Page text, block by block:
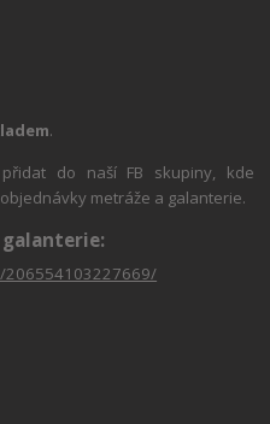
.
do naší FB skupiny, kde
metráže a galanterie.
206554103227669/